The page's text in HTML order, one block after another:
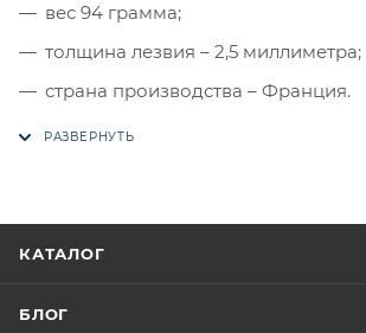
вес 94 грамма;
толщина лезвия – 2,5 миллиметра;
страна производства – Франция.
КАТАЛОГ
БЛОГ